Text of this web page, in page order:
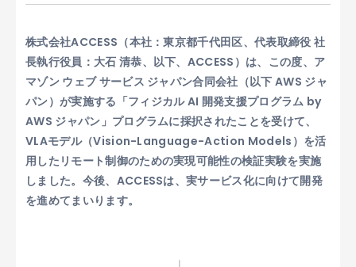
株式会社ACCESS（本社：東京都千代田区、代表取締役 社
長執行役員：大石 清恭、以下、ACCESS）は、この度、ア
マゾン ウェブ サービス ジャパン合同会社（以下 AWS ジャ
パン）が実施する「フィジカル AI 開発支援プログラム by
AWS ジャパン」プログラムに採択されたことを受けて、
VLAモデル（Vision-Language-Action Models）を活
用したリモート制御のための実現可能性の検証実験を実施
しました。今後、ACCESSは、実サービス化に向けて開発
を進めてまいります。